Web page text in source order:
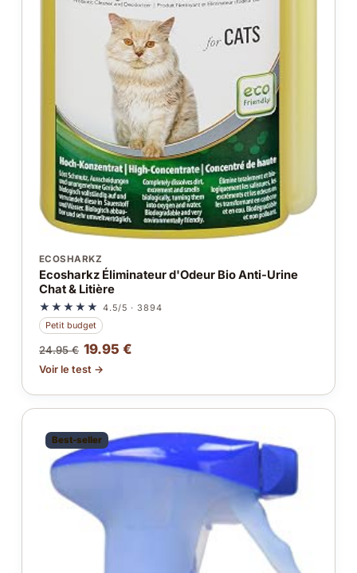
ECOSHARKZ
Ecosharkz Éliminateur d'Odeur Bio Anti-Urine
Chat & Litière
★★★★★ 4.5/5 · 3894
Petit budget
24.95 € 19.95 €
Voir le test →
Best-seller